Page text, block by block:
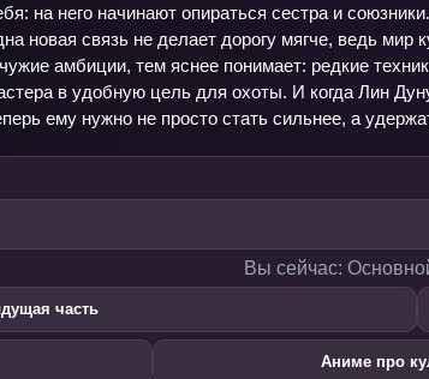
на него начинают опираться сестра и
новая связь не делает дорогу мягче, ведь
амбиции, тем яснее понимает: редкие
в удобную цель для охоты. И когда Лин
ему нужно не просто стать сильнее, а
Вы сейчас:
часть
Аниме про